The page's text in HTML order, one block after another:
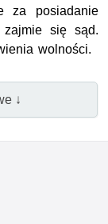
za posiadanie
zajmie się sąd.
wolności.
↓